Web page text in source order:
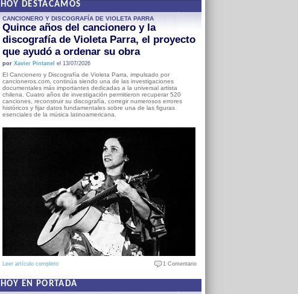
HOY DESTACAMOS
CANCIONERO Y DISCOGRAFÍA DE VIOLETA PARRA
Quince años del cancionero y la
discografía de Violeta Parra, el proyecto
que ayudó a ordenar su obra
por Xavier Pintanel el 13/07/2026
El Cancionero y Discografía de Violeta Parra, impulsado por
cancioneros.com, continúa siendo una de las investigaciones
documentales más importantes dedicadas a la universal artista
chilena. Cuatro años de investigación permitieron recuperar 520
canciones, reconstruir su discografía, corregir numerosos errores
históricos y fijar datos fundamentales sobre una de las figuras
esenciales de la música latinoamericana.
Leer artículo completo 1 Comentario
HOY EN PORTADA